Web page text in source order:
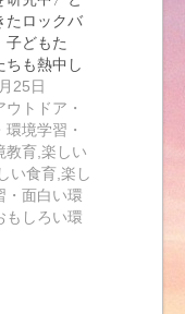
たロックバ
子どもた
ちも熱中し
25日
トドア・
境学習・
教育,楽しい
い食育,楽し
・面白い環
もしろい環